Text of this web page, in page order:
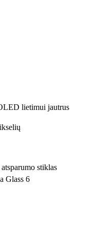
lietimui jautrus
stiklas
Glass 6